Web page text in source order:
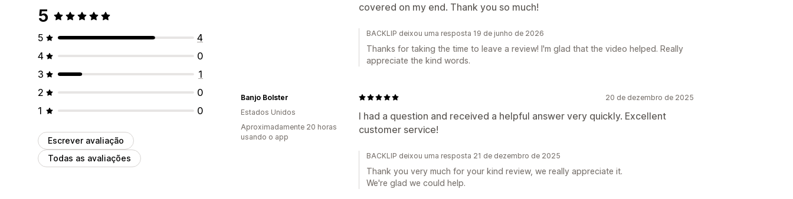
5
5
4
4
0
3
1
2
0
1
0
Escrever avaliação
Todas as avaliações
covered on my end. Thank you so much!
BACKLIP deixou uma resposta 19 de junho de 2026
Thanks for taking the time to leave a review! I'm glad that the video helped. Really
appreciate the kind words.
20 de dezembro de 2025
I had a question and received a helpful answer very quickly. Excellent
customer service!
Banjo Bolster
Estados Unidos
Aproximadamente 20 horas
usando o app
BACKLIP deixou uma resposta 21 de dezembro de 2025
Thank you very much for your kind review, we really appreciate it.
We're glad we could help.